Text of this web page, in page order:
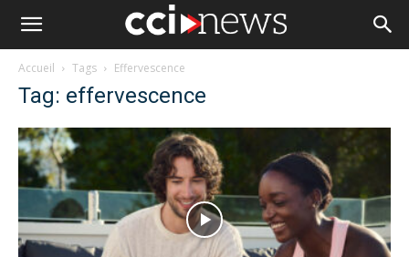
Accueil Tags Effervescence
Tag: effervescence